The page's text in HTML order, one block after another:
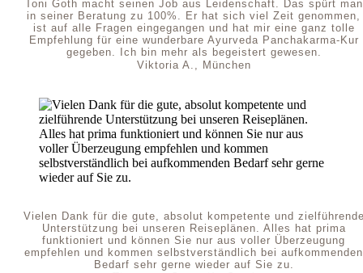
Toni Goth macht seinen Job aus Leidenschaft. Das spürt man
in seiner Beratung zu 100%. Er hat sich viel Zeit genommen,
ist auf alle Fragen eingegangen und hat mir eine ganz tolle
Empfehlung für eine wunderbare Ayurveda Panchakarma-Kur
gegeben. Ich bin mehr als begeistert gewesen.
Viktoria A., München
Vielen Dank für die gute, absolut kompetente und
Unterstützung bei unseren Reiseplänen. Alles hat prima
funktioniert und können Sie nur aus voller Überzeugung
empfehlen und kommen selbstverständlich bei aufkommenden
Bedarf sehr gerne wieder auf Sie zu.